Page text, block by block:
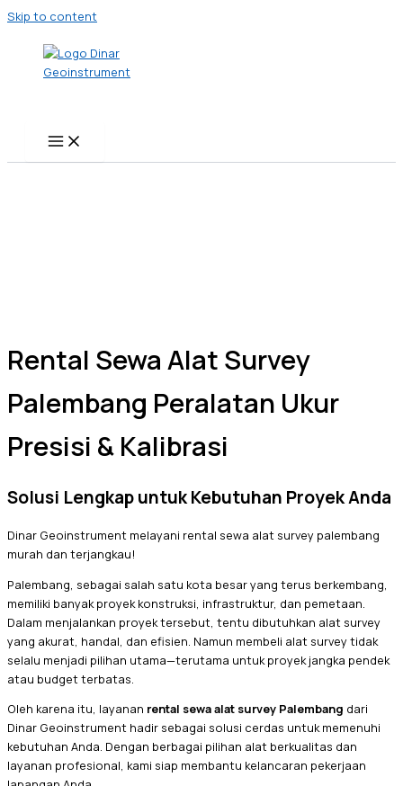
Skip to content
Rental Sewa Alat Survey
Palembang Peralatan Ukur
Presisi & Kalibrasi
Solusi Lengkap untuk Kebutuhan Proyek Anda
Dinar Geoinstrument melayani rental sewa alat survey palembang
murah dan terjangkau!
Palembang, sebagai salah satu kota besar yang terus berkembang,
memiliki banyak proyek konstruksi, infrastruktur, dan pemetaan.
Dalam menjalankan proyek tersebut, tentu dibutuhkan alat survey
yang akurat, handal, dan efisien. Namun membeli alat survey tidak
selalu menjadi pilihan utama—terutama untuk proyek jangka pendek
atau budget terbatas.
Oleh karena itu, layanan rental sewa alat survey Palembang dari
Dinar Geoinstrument hadir sebagai solusi cerdas untuk memenuhi
kebutuhan Anda. Dengan berbagai pilihan alat berkualitas dan
layanan profesional, kami siap membantu kelancaran pekerjaan